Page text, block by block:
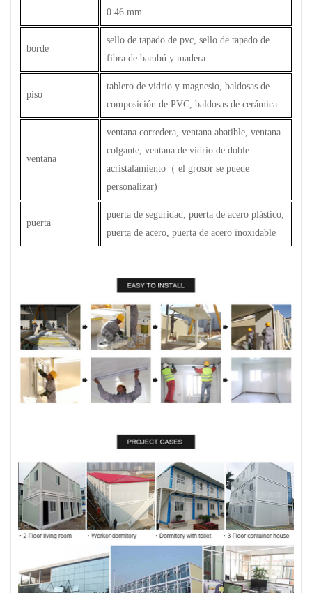
0.46 mm
borde
sello de tapado de pvc, sello de tapado de
fibra de bambú y madera
piso
tablero de vidrio y magnesio, baldosas de
composición de PVC, baldosas de cerámica
ventana
ventana corredera, ventana abatible, ventana
colgante, ventana de vidrio de doble
acristalamiento （ el grosor se puede
personalizar)
puerta
puerta de seguridad, puerta de acero plástico,
puerta de acero, puerta de acero inoxidable